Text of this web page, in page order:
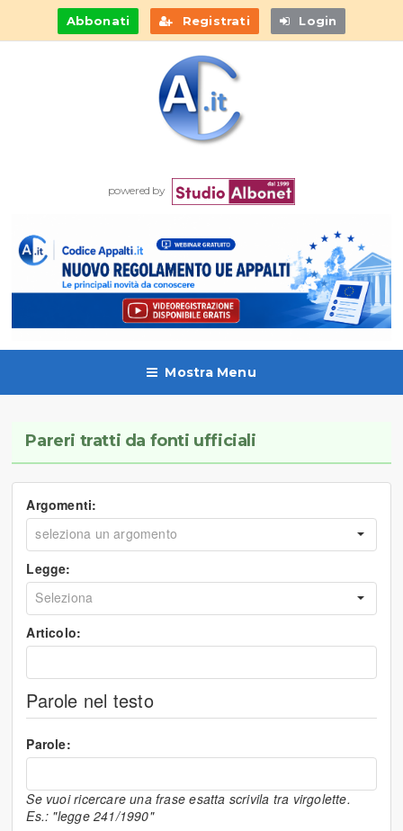
Abbonati Registrati Login
powered by
Mostra Menu
Pareri tratti da fonti ufficiali
Argomenti:
Legge:
Articolo:
Parole nel testo
Parole:
Se vuoi ricercare una frase esatta scrivila tra virgolette.
Es.: "legge 241/1990"